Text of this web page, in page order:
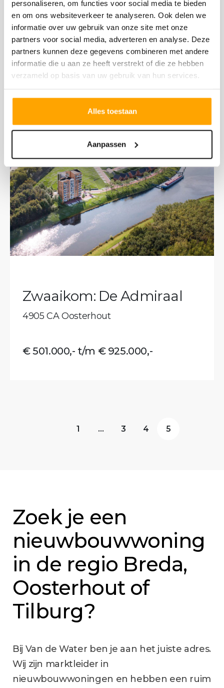
personaliseren, om functies voor social media te bieden
en om ons websiteverkeer te analyseren. Ook delen we
informatie over uw gebruik van onze site met onze
partners voor social media, adverteren en analyse. Deze
partners kunnen deze gegevens combineren met andere
informatie die u aan ze heeft verstrekt of die ze hebben
verzameld op basis van uw gebruik van hun services.
Alles toestaan
Aanpassen
Elzenpark (IN
VOORBEREIDING)
4845 CV Wagenberg
Zwaaikom: De Admiraal
4905 CA Oosterhout
€ 501.000,- t/m € 925.000,-
1 … 3 4 5
Zoek je een
nieuwbouwwoning
in de regio Breda,
Oosterhout of
Tilburg?
Bij Van de Water ben je aan het juiste adres.
Wij zijn marktleider in
nieuwbouwwoningen en hebben een ruim